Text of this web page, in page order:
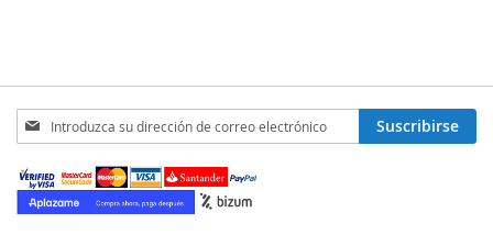
Inscríbase
a
nuestro
boletín
de
Suscribirse